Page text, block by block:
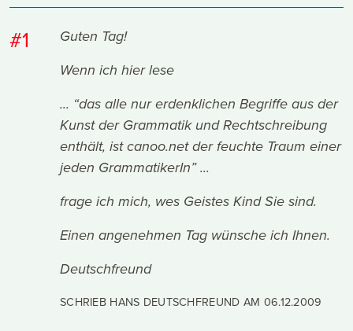
#1
Guten Tag!
Wenn ich hier lese
... “das alle nur erdenklichen Begriffe aus der
Kunst der Grammatik und Rechtschreibung
enthält, ist canoo.net der feuchte Traum einer
jeden GrammatikerIn” ...
frage ich mich, wes Geistes Kind Sie sind.
Einen angenehmen Tag wünsche ich Ihnen.
Deutschfreund
SCHRIEB HANS DEUTSCHFREUND AM 06.12.2009